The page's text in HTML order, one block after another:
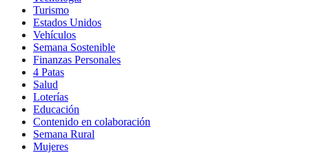
Turismo
Estados Unidos
Vehículos
Semana Sostenible
Finanzas Personales
4 Patas
Salud
Loterías
Educación
Contenido en colaboración
Semana Rural
Mujeres